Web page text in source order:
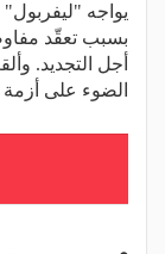
بسبب تعقّد
أجل التجديد.
الضوء على